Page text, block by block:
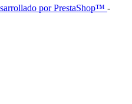
por PrestaShop™ -